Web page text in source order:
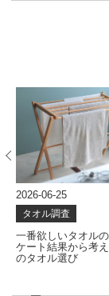
2026-06-25
タオル調査
一番欲しいタオル
ケート結果から考
のタオル選び